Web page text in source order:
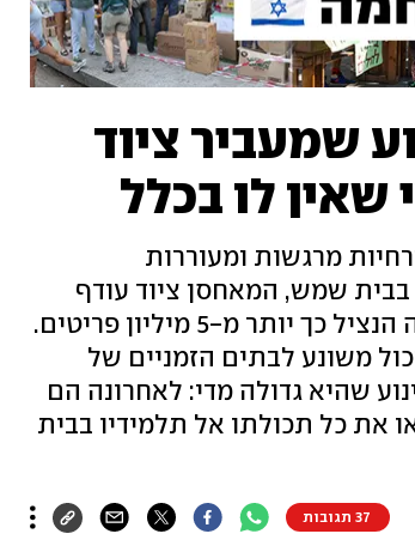
שמעביר ציוד
שאין לו בכלל
מרגשות ומעוררות
בבית שמש, המאחסן ציוד עודף
במצב חדש, שפונה מבתי עסק ותאגידים, ועד כה הנציל כך יותר מ-5 מיליון פריטים.
משונע לבתים הזמניים של
שהיא גדולה מדי: לאחרונה הם
את כל תכולתו אל תלמידיו בבית
37 תגובות